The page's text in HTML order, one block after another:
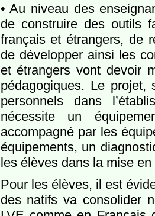
• Au niveau des
de construire des outils
français et étrangers, de
de développer ainsi les
et étrangers vont devoir
pédagogiques. Le projet,
personnels dans
nécessite un
accompagné par les
équipements, un
les élèves dans la mise
Pour les élèves, il est
des natifs va consolider